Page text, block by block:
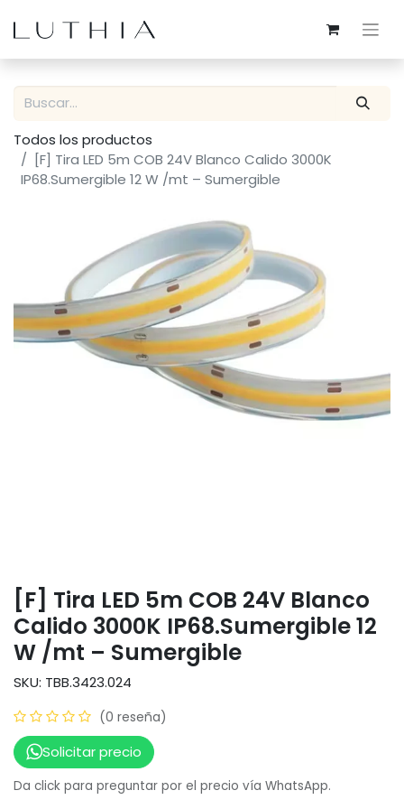
Todos los productos
[F] Tira LED 5m COB 24V Blanco Calido 3000K
IP68.Sumergible 12 W /mt – Sumergible
[F] Tira LED 5m COB 24V Blanco
Calido 3000K IP68.Sumergible 12
W /mt – Sumergible
SKU: TBB.3423.024
(0 reseña)
Solicitar precio
Da click para preguntar por el precio vía WhatsApp.